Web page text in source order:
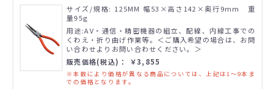
サイズ/規格: 125MM 幅53×高さ142×奥行9mm 重
量95g
用途:AV・通信・精密機器の組立、配線、内線工事での
くわえ・折り曲げ作業等。＜ご購入希望の場合は、お問
い合わせよりお問い合わせください。＞
販売価格(税込)： ￥3,855
※本数により価格が異なる商品については、上記は1～9本ま
での価格となります。